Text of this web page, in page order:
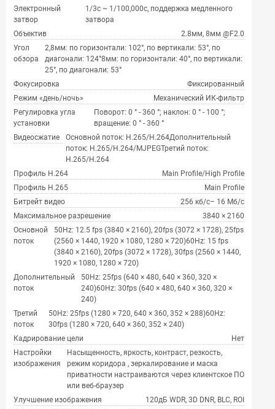
Электронный
затвор
1/3с ~ 1/100,000с, поддержка медленного
затвора
Объектив
2.8мм, 8мм @F2.0
Угол
обзора
2,8мм: по горизонтали: 102°, по вертикали: 53°, по
диагонали: 124°8мм: по горизонтали: 40°, по вертикали:
25°, по диагонали: 53°
Фокусировка
Фиксированный
Режим «день/ночь»
Механический ИК-фильтр
Регулировка угла
установки
Поворот: 0 ° - 360 °; наклон: 0 ° - 100 °;
вращение: 0 ° - 360 °
Видеосжатие
Основной поток: H.265/H.264Дополнительный
поток: H.265/H.264/MJPEGТретий поток:
H.265/H.264
Профиль H.264
Main Profile/High Profile
Профиль H.265
Main Profile
Битрейт видео
256 кб/с– 16 Мб/с
Максимальное разрешение
3840 × 2160
Основной
поток
50Hz: 12.5 fps (3840 × 2160), 20fps (3072 × 1728), 25fps
(2560 × 1440, 1920 × 1080, 1280 × 720)60Hz: 15 fps
(3840 × 2160), 20fps (3072 × 1728), 30fps (2560 × 1440,
1920 × 1080, 1280 × 720)
Дополнительный
поток
50Hz: 25fps (640 × 480, 640 × 360, 320 ×
240)60Hz: 30fps (640 × 480, 640 × 360, 320 ×
240)
Третий
поток
50Hz: 25fps (1280 × 720, 640 × 360, 352 × 288)60Hz:
30fps (1280 × 720, 640 × 360, 352 × 240)
Кадрирование цели
Нет
Настройки
изображения
Насыщенность, яркость, контраст, резкость,
режим коридора , зеркалирование и маска
приватности настраиваются через клиентское ПО
или веб-браузер
Улучшение изображения
120дБ WDR, 3D DNR, BLC, ROI